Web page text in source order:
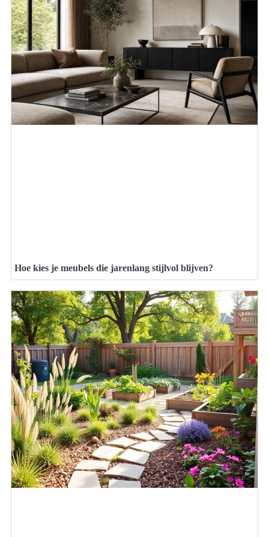
Hoe kies je meubels die jarenlang stijlvol blijven?